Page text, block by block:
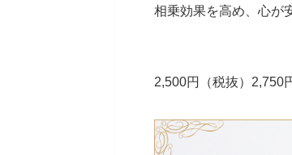
相乗効果を高め、心が
2,500円（税抜）2,750